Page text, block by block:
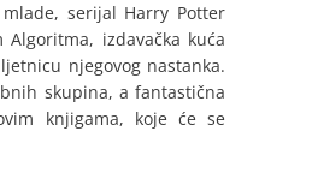
serijal Harry Potter
izdavačka kuća
njegovog nastanka.
skupina, a fantastična
knjigama, koje će se